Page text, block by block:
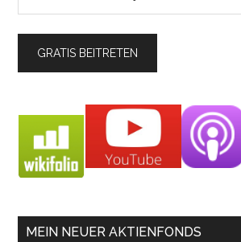
MEIN NEUER AKTIENFONDS